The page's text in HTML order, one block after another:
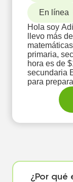
En línea
Hola soy
llevo más
primaria,
hora es de
secundaria El costo por hora es de $150mxn/h
para
¿Por qué